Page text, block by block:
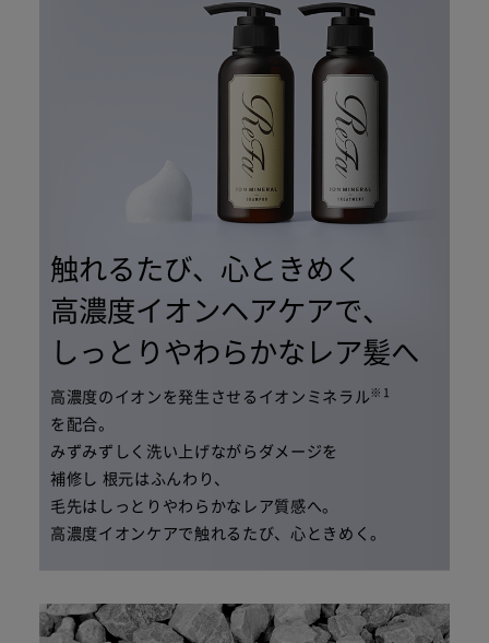
触れるたび、心ときめく
高濃度イオンヘアケアで、
しっとりやわらかなレア髪へ
高濃度のイオンを発生させるイオンミネラル※1
を配合。
みずみずしく洗い上げながらダメージを
補修し 根元はふんわり、
毛先はしっとりやわらかなレア質感へ。
高濃度イオンケアで触れるたび、心ときめく。